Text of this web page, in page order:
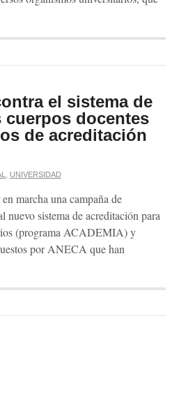
el sistema de
cuerpos docentes
de acreditación
UNIVERSIDAD
marcha una campaña de
nuevo sistema de acreditación para
(programa ACADEMIA) y
por ANECA que han